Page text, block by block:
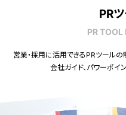
PR
PR TOOL
営業・採用に活用できるPRツール
会社ガイド、パワーポイ